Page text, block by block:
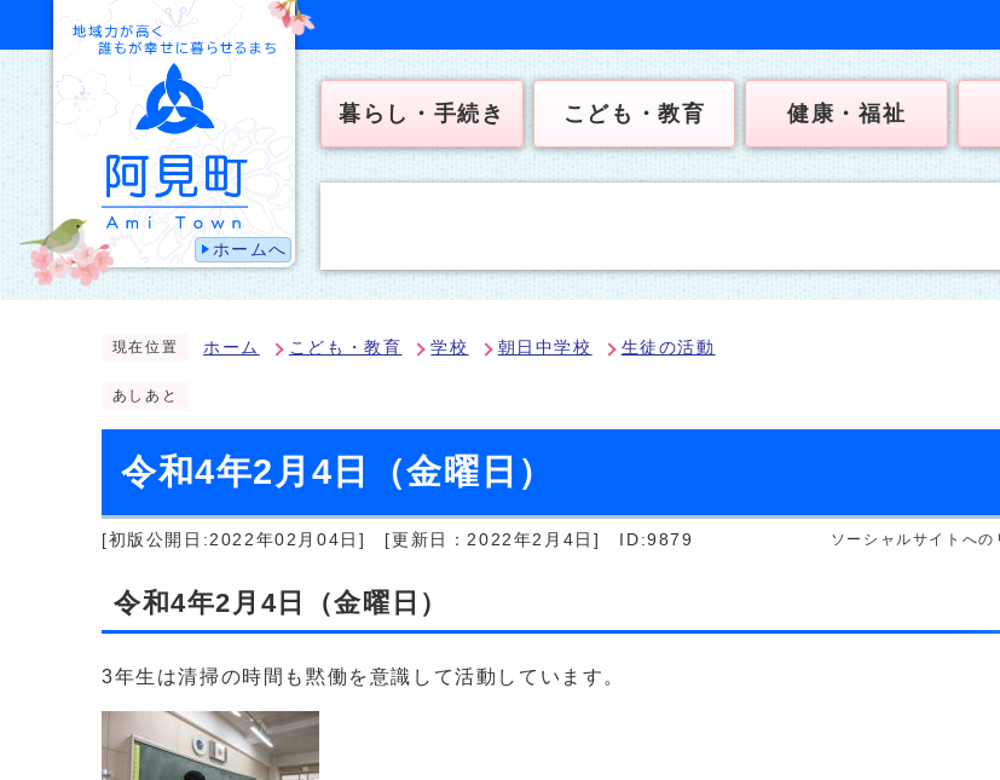
ホームへ
暮らし・手続き こども・教育 健康・福祉
現在位置 ホーム こども・教育 学校 朝日中学校 生徒の活動
あしあと
令和4年2月4日（金曜日）
[初版公開日:2022年02月04日] [更新日：2022年2月4日] ID:9879 ソーシャルサイトへ
令和4年2月4日（金曜日）
3年生は清掃の時間も黙働を意識して活動しています。